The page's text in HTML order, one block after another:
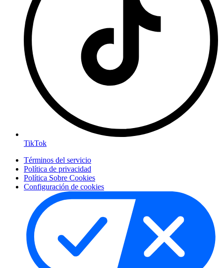
TikTok
Términos del servicio
Política de privacidad
Política Sobre Cookies
Configuración de cookies